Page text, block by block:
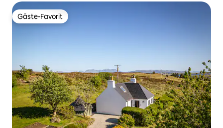
Gäste-Favorit
Gäste-Favorit